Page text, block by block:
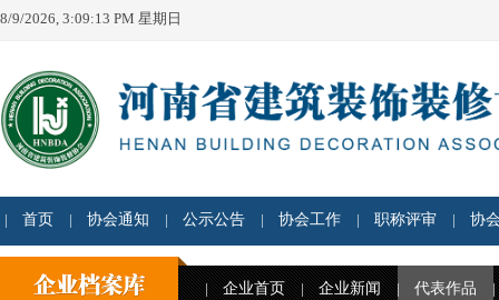
8/9/2026, 3:09:13 PM 星期日
首页 协会通知 公示公告 协会工作 职称评审 协
企业首页 企业新闻 代表作品